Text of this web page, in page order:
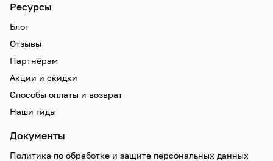
Ресурсы
Блог
Отзывы
Партнёрам
Акции и скидки
Способы оплаты и возврат
Наши гиды
Документы
Политика по обработке и защите персональных данных